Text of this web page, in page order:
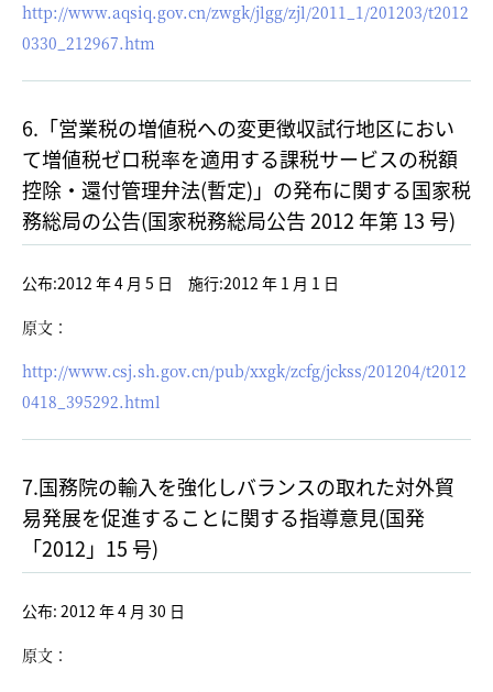
http://www.aqsiq.gov.cn/zwgk/jlgg/zjl/2011_1/201203/t2012
0330_212967.htm
6.「営業税の増値税への変更徴収試行地区におい
て増値税ゼロ税率を適用する課税サービスの税額
控除・還付管理弁法(暫定)」の発布に関する国家税
務総局の公告(国家税務総局公告 2012 年第 13 号)
公布:2012 年 4 月 5 日 施行:2012 年 1 月 1 日
原文：
http://www.csj.sh.gov.cn/pub/xxgk/zcfg/jckss/201204/t2012
0418_395292.html
7.国務院の輸入を強化しバランスの取れた対外貿
易発展を促進することに関する指導意見(国発
「2012」15 号)
公布: 2012 年 4 月 30 日
原文：